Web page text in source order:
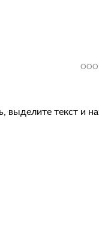
ООО
выделите текст и